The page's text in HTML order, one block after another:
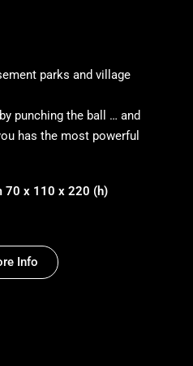
parks and village
punching the ball … and
has the most powerful
70 x 110 x 220 (h)
Info